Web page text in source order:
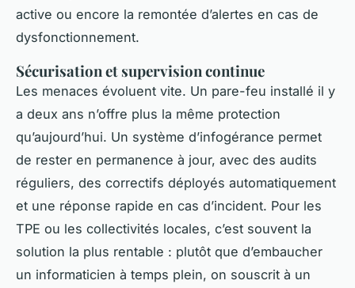
active ou encore la remontée d’alertes en cas de
dysfonctionnement.
Sécurisation et supervision continue
Les menaces évoluent vite. Un pare-feu installé il y
a deux ans n’offre plus la même protection
qu’aujourd’hui. Un système d’infogérance permet
de rester en permanence à jour, avec des audits
réguliers, des correctifs déployés automatiquement
et une réponse rapide en cas d’incident. Pour les
TPE ou les collectivités locales, c’est souvent la
solution la plus rentable : plutôt que d’embaucher
un informaticien à temps plein, on souscrit à un